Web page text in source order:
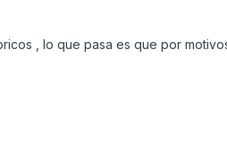
, lo que pasa es que por